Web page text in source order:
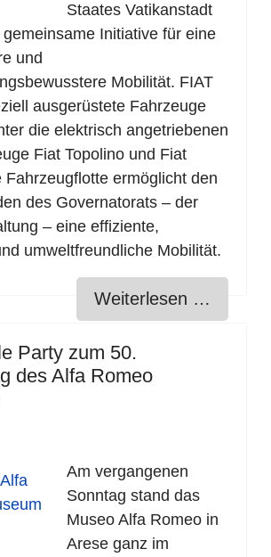
Staates Vatikanstadt
Initiative für eine
und
Mobilität. FIAT
ausgerüstete Fahrzeuge
die elektrisch angetriebenen
Fiat Topolino und Fiat
Fahrzeugflotte ermöglicht den
des Governatorats – der
– eine effiziente,
umweltfreundliche Mobilität.
Weiterlesen …
Party zum 50.
des Alfa Romeo
Am vergangenen
Sonntag stand das
Museo Alfa Romeo in
Arese ganz im